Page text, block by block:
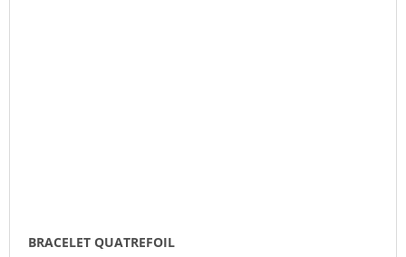
BRACELET QUATREFOIL